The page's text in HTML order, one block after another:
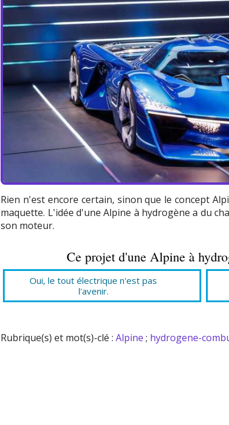
Rien n'est encore certain, sinon que le concept
maquette. L'idée d'une Alpine à hydrogène a du
son moteur.
Ce projet d'une Alpine à
Oui, le tout électrique n'est pas
l'avenir.
Rubrique(s) et mot(s)-clé :Alpine ; hydrogene-